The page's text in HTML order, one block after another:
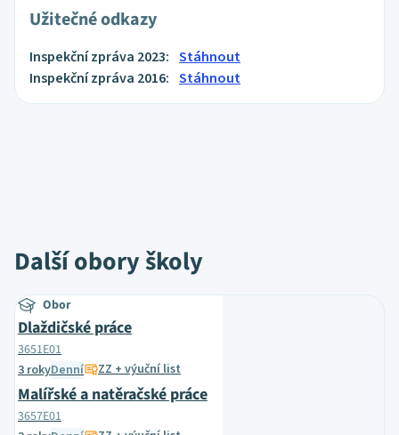
Užitečné odkazy
Inspekční zpráva 2023: Stáhnout
Inspekční zpráva 2016: Stáhnout
Další obory školy
Obor
Dlaždičské práce
3651E01
3 rokyDenní ZZ + výuční list
Malířské a natěračské práce
3657E01